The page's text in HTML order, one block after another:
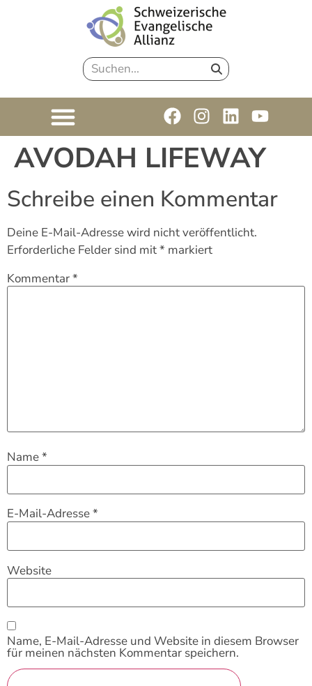
AVODAH LIFEWAY
Schreibe einen Kommentar
Deine E-Mail-Adresse wird nicht veröffentlicht.
Erforderliche Felder sind mit* markiert
Kommentar*
Name*
E-Mail-Adresse*
Website
Name, E-Mail-Adresse und Website in diesem Browser
für meinen nächsten Kommentar speichern.